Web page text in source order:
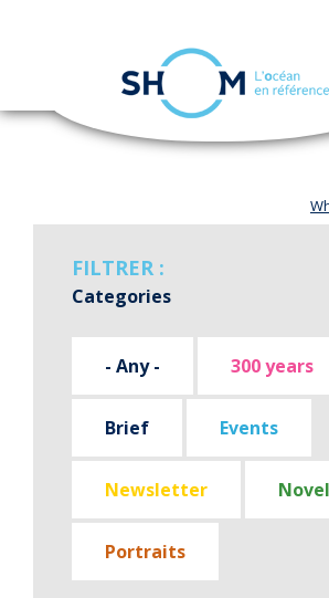
Skip
FILTRER :
Categories
- Any - 300 years
Brief Events
Newsletter
Portraits